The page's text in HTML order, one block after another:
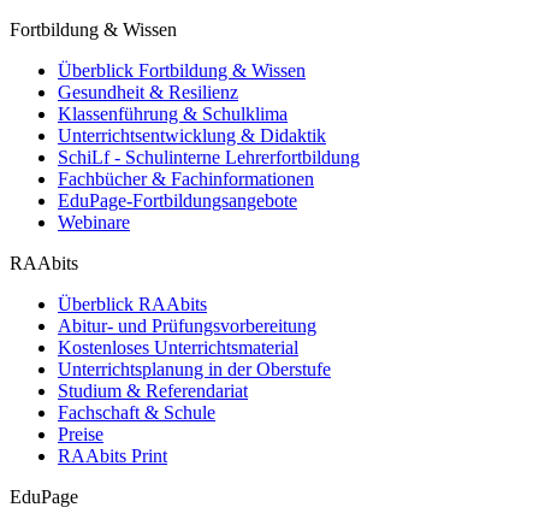
Fortbildung & Wissen
Überblick Fortbildung & Wissen
Gesundheit & Resilienz
Klassenführung & Schulklima
Unterrichtsentwicklung & Didaktik
SchiLf - Schulinterne Lehrerfortbildung
Fachbücher & Fachinformationen
EduPage-Fortbildungsangebote
Webinare
RAAbits
Überblick RAAbits
Abitur- und Prüfungsvorbereitung
Kostenloses Unterrichtsmaterial
Unterrichtsplanung in der Oberstufe
Studium & Referendariat
Fachschaft & Schule
Preise
RAAbits Print
EduPage